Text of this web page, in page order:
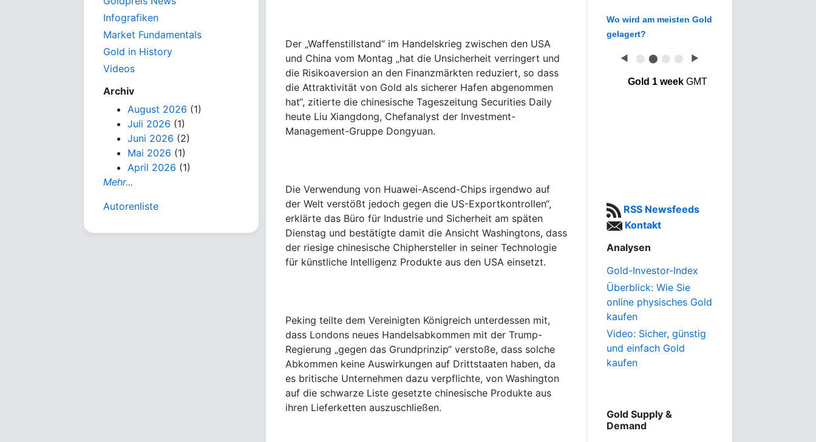
Infografiken
Market Fundamentals
Gold in History
Videos
Archiv
August 2026 (1)
Juli 2026 (1)
Juni 2026 (2)
Mai 2026 (1)
April 2026 (1)
Mehr...
Autorenliste
Der „Waffenstillstand“ im Handelskrieg zwischen den USA
und China vom Montag „hat die Unsicherheit verringert und
die Risikoaversion an den Finanzmärkten reduziert, so dass
die Attraktivität von Gold als sicherer Hafen abgenommen
hat“, zitierte die chinesische Tageszeitung Securities Daily
heute Liu Xiangdong, Chefanalyst der Investment-
Management-Gruppe Dongyuan.
Die Verwendung von Huawei-Ascend-Chips irgendwo auf
der Welt verstößt jedoch gegen die US-Exportkontrollen“,
erklärte das Büro für Industrie und Sicherheit am späten
Dienstag und bestätigte damit die Ansicht Washingtons, dass
der riesige chinesische Chiphersteller in seiner Technologie
für künstliche Intelligenz Produkte aus den USA einsetzt.
Peking teilte dem Vereinigten Königreich unterdessen mit,
dass Londons neues Handelsabkommen mit der Trump-
Regierung „gegen das Grundprinzip“ verstoße, dass solche
Abkommen keine Auswirkungen auf Drittstaaten haben, da
es britische Unternehmen dazu verpflichte, von Washington
auf die schwarze Liste gesetzte chinesische Produkte aus
ihren Lieferketten auszuschließen.
Wo wird am meisten Gold
gelagert?
◀ ⬤ ⬤ ⬤ ⬤ ▶
Gold 1 weekGMT
RSS Newsfeeds
Kontakt
Analysen
Gold-Investor-Index
Überblick: Wie Sie
online physisches Gold
kaufen
Video: Sicher, günstig
und einfach Gold
kaufen
Gold Supply &
Demand